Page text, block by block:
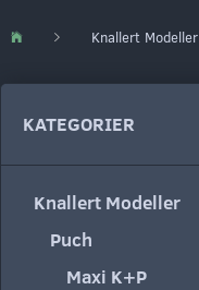
Knallert Modeller
KATEGORIER
Knallert Modeller
Puch
Maxi K+P